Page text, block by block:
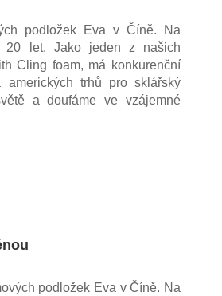
podložek Eva v Číně. Na
20 let. Jako jeden z našich
Cling foam, má konkurenční
trhů pro sklářský
a doufáme ve vzájemné
podložek Eva v Číně. Na